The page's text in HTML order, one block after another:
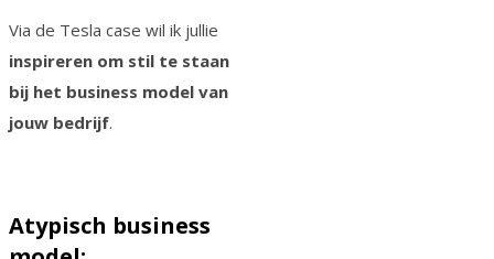
Via de Tesla case wil ik jullie
inspireren om stil te staan
bij het business model van
jouw bedrijf.
Atypisch business